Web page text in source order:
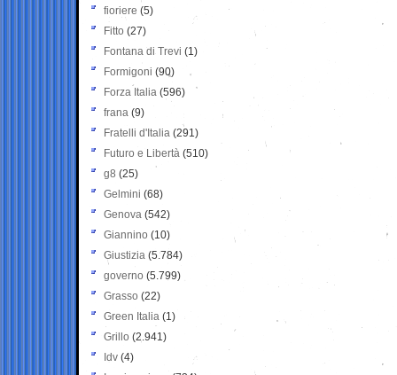
fioriere (5)
Fitto (27)
Fontana di Trevi (1)
Formigoni (90)
Forza Italia (596)
frana (9)
Fratelli d'Italia (291)
Futuro e Libertà (510)
g8 (25)
Gelmini (68)
Genova (542)
Giannino (10)
Giustizia (5.784)
governo (5.799)
Grasso (22)
Green Italia (1)
Grillo (2.941)
Idv (4)